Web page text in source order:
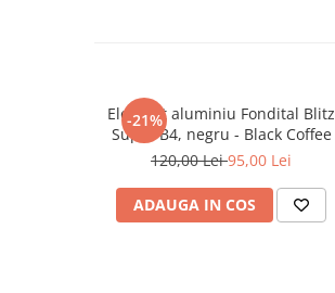
CERE OFERTĂ
SOCIAL MEDIA
-21%
Element aluminiu Fondital Blitz
Super B4, negru - Black Coffee
120,00 Lei95,00 Lei
ADAUGA IN COS